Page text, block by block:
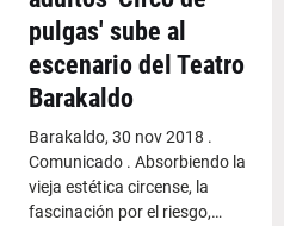
pulgas' sube al
escenario del Teatro
Barakaldo
Barakaldo, 30 nov 2018 .
Comunicado . Absorbiendo la
vieja estética circense, la
fascinación por el riesgo,…